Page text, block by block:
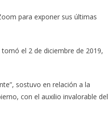
para exponer sus últimas
el 2 de diciembre de 2019,
sostuvo en relación a la
con el auxilio invalorable del